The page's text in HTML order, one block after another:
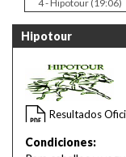
Hipotour
Resultados
Condiciones: